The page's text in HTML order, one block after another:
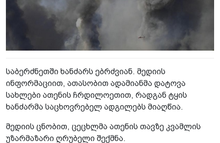
საბერძნეთში ხანძარს ებრძვიან. მედიის
ინფორმაციით, ათასობით ადამიანმა დატოვა
სახლები ათენის ჩრდილოეთით, რადგან ტყის
ხანძარმა საცხოვრებელ ადგილებს მიაღწია.
მედიის ცნობით, ცეცხლმა ათენის თავზე კვამლის
უზარმაზარი ღრუბელი შექმნა.